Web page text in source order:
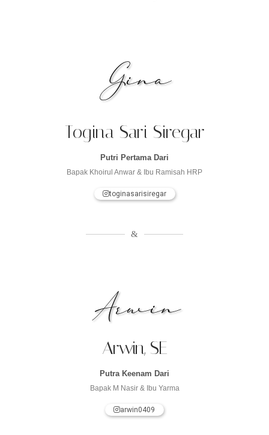
Gina
Togina Sari Siregar
Putri Pertama Dari
Bapak Khoirul Anwar & Ibu Ramisah HRP
toginasarisiregar
&
Arwin
Arwin, SE
Putra Keenam Dari
Bapak M Nasir & Ibu Yarma
arwin0409